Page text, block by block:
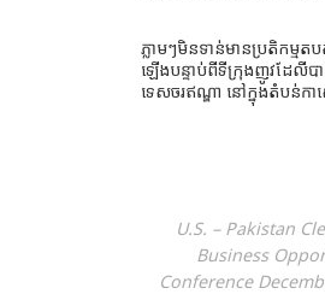
ភ្លាមៗមិនទាន់មានប្រតិកម្មត
ឡើងបន្ទាប់ពីទីក្រុងញូវដែលីប
ទេសចរឥណ្ឌា នៅក្នុងតំបន់កា
U.S. – Pakistan
Business
Conference